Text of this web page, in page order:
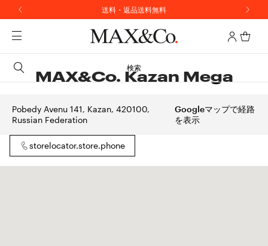
送料・返品送料無料
検索
MAX&Co. Kazan Mega
Pobedy Avenu 141, Kazan, 420100,
Russian Federation
Googleマップで経路
を表示
storelocator.store.phone